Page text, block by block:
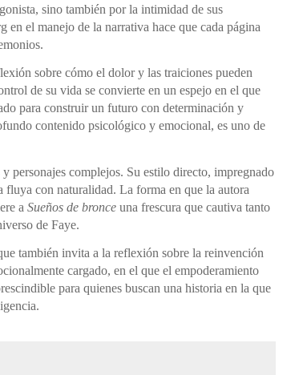
sino también por la intimidad de sus
el manejo de la narrativa hace que cada página
sobre cómo el dolor y las traiciones pueden
de su vida se convierte en un espejo en el que
para construir un futuro con determinación y
contenido psicológico y emocional, es uno de
personajes complejos. Su estilo directo, impregnado
fluya con naturalidad. La forma en que la autora
a Sueños de bronce una frescura que cautiva tanto
de Faye.
también invita a la reflexión sobre la reinvención
cargado, en el que el empoderamiento
para quienes buscan una historia en la que